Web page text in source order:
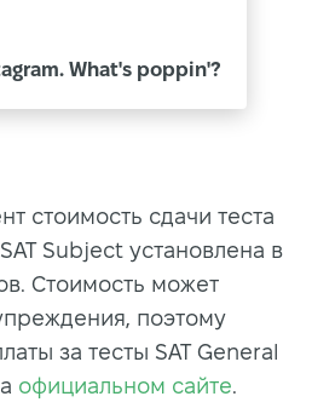
What's poppin'?
стоимость сдачи теста
Subject установлена в
Стоимость может
поэтому
за тесты SAT General
официальном сайте.